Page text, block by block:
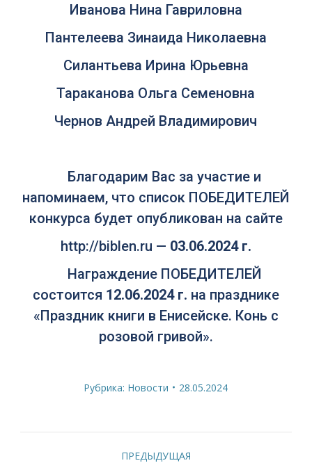
Иванова Нина Гавриловна
Пантелеева Зинаида Николаевна
Силантьева Ирина Юрьевна
Тараканова Ольга Семеновна
Чернов Андрей Владимирович
Благодарим Вас за участие и
напоминаем, что список ПОБЕДИТЕЛЕЙ
конкурса будет опубликован на сайте
http://biblen.ru — 03.06.2024 г.
Награждение ПОБЕДИТЕЛЕЙ
состоится 12.06.2024 г. на празднике
«Праздник книги в Енисейске. Конь с
розовой гривой».
Рубрика: Новости 28.05.2024
НавигацияПРЕДЫДУЩАЯ